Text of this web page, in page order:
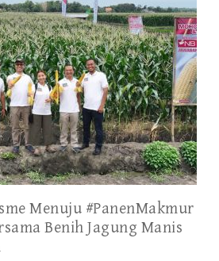
Menuju #PanenMakmur
Benih Jagung Manis